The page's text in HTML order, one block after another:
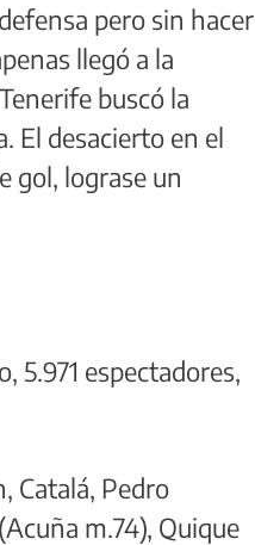
pero sin hacer
llegó a la
buscó la
El desacierto en el
gol, lograse un
5.971 espectadores,
Catalá, Pedro
m.74), Quique